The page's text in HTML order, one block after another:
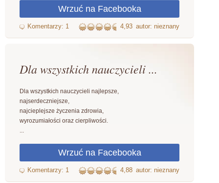
4,93 autor: nieznany
Dla wszystkich nauczycieli ...
Dla wszystkich nauczycieli najlepsze,
najserdeczniejsze,
najcieplejsze życzenia zdrowia,
wyrozumiałości oraz cierpliwości.
...
4,88 autor: nieznany